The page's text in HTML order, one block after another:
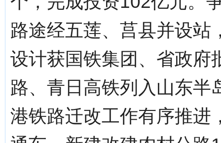
路途经五莲、莒县并设站
设计获国铁集团、省政府
路、青日高铁列入山东半
港铁路迁改工作有序推进